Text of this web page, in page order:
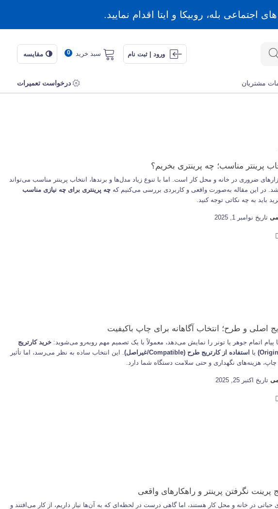
اجتماعی بله، روبیکا و ایتا اقدام نمایید.
ورود | ثبت نام 0 سبد خرید مقایسه
مشتریان درخواست تعمیرات
پرینتر مناسب؛ چه پرینتری بخریم؟
ضروری در خانه و محل کار است. اما با تنوع زیاد مدل‌ها و برندها، انتخاب پرینتر مناسب می‌تواند
در این مقاله به‌صورت واقعی و کاربردی بررسی می‌کنیم که چه پرینتری برای چه نیازی مناسب
باید به چه نکاتی توجه کنید.
تاریخ نوامبر 1, 2025
اصلی و طرح؛ انتخاب آگاهانه برای چاپ باکیفیت
پیام اتمام جوهر یا تونر را نمایش می‌دهد، معمولاً با یک تصمیم مهم روبه‌رو می‌شوید: خرید کارتریج
یا استفاده از کارتریج طرح (Compatible/غیراصل)
. این انتخاب ساده به نظر می‌رسد، اما تأثیر
چاپ، هزینه‌های نگهداری و حتی سلامت دستگاه شما دارد.
تاریخ اكتبر 25, 2025
پرینت نگرفتن پرینتر و راهکارهای واقعی
حیاتی در خانه و محل کار هستند، اما گاهی درست در لحظه‌ای که به آن‌ها نیاز داریم، از کار می‌افتند و